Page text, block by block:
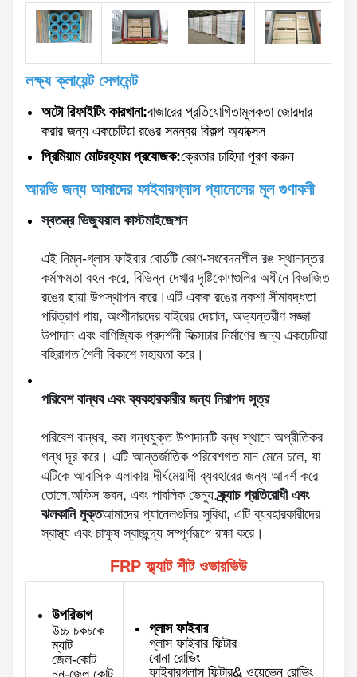
লক্ষ্য ক্লায়েন্ট সেগমেন্ট
অটো রিফাইটিং কারখানা:বাজারের প্রতিযোগিতামূলকতা জোরদার
করার জন্য একচেটিয়া রঙের সমন্বয় বিকল্প অ্যাক্সেস
প্রিমিয়াম মোটরহ্যাম প্রযোজক:ক্রেতার চাহিদা পূরণ করুন
আরভি জন্য আমাদের ফাইবারগ্লাস প্যানেলের মূল গুণাবলী
স্বতন্ত্র ভিজ্যুয়াল কাস্টমাইজেশন
এই নিম্ন-গ্লাস ফাইবার বোর্ডটি কোণ-সংবেদনশীল রঙ স্থানান্তর
কর্মক্ষমতা বহন করে, বিভিন্ন দেখার দৃষ্টিকোণগুলির অধীনে বিভাজিত
রঙের ছায়া উপস্থাপন করে।এটি একক রঙের নকশা সীমাবদ্ধতা
পরিত্রাণ পায়, অংশীদারদের বাইরের দেয়াল, অভ্যন্তরীণ সজ্জা
উপাদান এবং বাণিজ্যিক প্রদর্শনী ফিক্সচার নির্মাণের জন্য একচেটিয়া
বহিরাগত শৈলী বিকাশে সহায়তা করে।
পরিবেশ বান্ধব এবং ব্যবহারকারীর জন্য নিরাপদ সূত্র
পরিবেশ বান্ধব, কম গন্ধযুক্ত উপাদানটি বন্ধ স্থানে অপ্রীতিকর
গন্ধ দূর করে। এটি আন্তর্জাতিক পরিবেশগত মান মেনে চলে, যা
এটিকে আবাসিক এলাকায় দীর্ঘমেয়াদী ব্যবহারের জন্য আদর্শ করে
তোলে,অফিস ভবন, এবং পাবলিক ভেন্যু.স্ক্র্যাচ প্রতিরোধী এবং
ঝলকানি মুক্তআমাদের প্যানেলগুলির সুবিধা, এটি ব্যবহারকারীদের
স্বাস্থ্য এবং চাক্ষুষ স্বাচ্ছন্দ্য সম্পূর্ণরূপে রক্ষা করে।
FRP ফ্ল্যাট শীট ওভারভিউ
উপরিভাগ
উচ্চ চকচকে
ম্যাট
জেল-কোট
গ্লাস ফাইবার
গ্লাস ফাইবার ফিল্টার
বোনা রোভিং
ফাইবারগ্লাস ফিল্টার& ওয়েভেন রোভিং